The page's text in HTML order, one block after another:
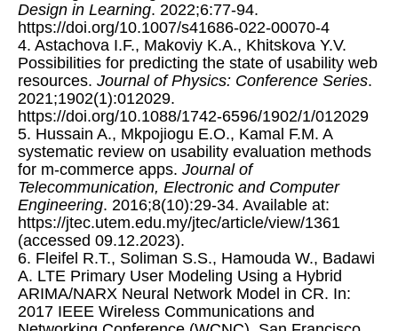
Design in Learning. 2022;6:77-94.
https://doi.org/10.1007/s41686-022-00070-4
4. Astachova I.F., Makoviy K.A., Khitskova Y.V.
Possibilities for predicting the state of usability web
resources. Journal of Physics: Conference Series.
2021;1902(1):012029.
https://doi.org/10.1088/1742-6596/1902/1/012029
5. Hussain A., Mkpojiogu E.O., Kamal F.M. A
systematic review on usability evaluation methods
for m-commerce apps. Journal of
Telecommunication, Electronic and Computer
Engineering. 2016;8(10):29-34. Available at:
https://jtec.utem.edu.my/jtec/article/view/1361
(accessed 09.12.2023).
6. Fleifel R.T., Soliman S.S., Hamouda W., Badawi
A. LTE Primary User Modeling Using a Hybrid
ARIMA/NARX Neural Network Model in CR. In:
2017 IEEE Wireless Communications and